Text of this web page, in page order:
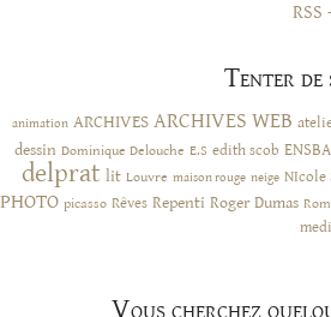
Tenter
animation ARCHIVES ARCHIVES WEB
dessin Dominique Delouche E.S edith scob ENSBA
delprat lit Louvre maison rouge neige NIcole
PHOTO picasso Rêves Repenti Roger Dumas
Vous cherchez